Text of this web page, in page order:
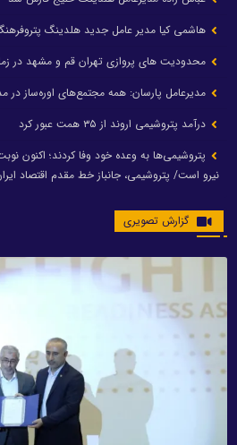
هاشمی کیا مدیر عامل جدید هلدینگ
محدودیت های پروازی تهران قم و مشهد در
مدیرعامل پارسان: همه مجتمع‌های اوره‌ساز در
درآمد پتروشیمی اروند از ۳۵ همت عبور کرد
پتروشیمی‌ها به وعده خود وفا کردند؛ اکنون
نیرو است/ پتروشیمی، جانباز خط مقدم اقتصاد
گزارش تصویری